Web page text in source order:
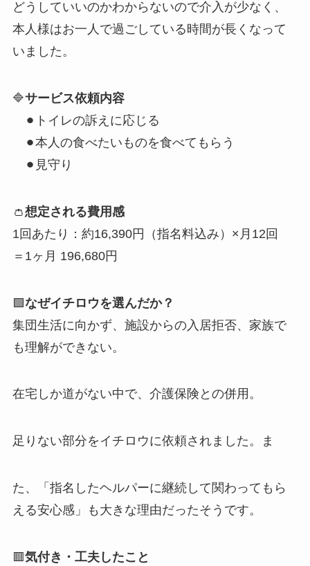
どうしていいのかわからないので介入が少なく、
本人様はお一人で過ごしている時間が長くなって
いました。
🔷サービス依頼内容
⚫︎トイレの訴えに応じる
⚫︎本人の食べたいものを食べてもらう
⚫︎見守り
👛想定される費用感
1回あたり：約16,390円（指名料込み）×月12回
＝1ヶ月 196,680円
🟩なぜイチロウを選んだか？
集団生活に向かず、施設からの入居拒否、家族で
も理解ができない。
在宅しか道がない中で、介護保険との併用。
足りない部分をイチロウに依頼されました。ま
た、「指名したヘルパーに継続して関わってもら
える安心感」も大きな理由だったそうです。
🟥気付き・工夫したこと